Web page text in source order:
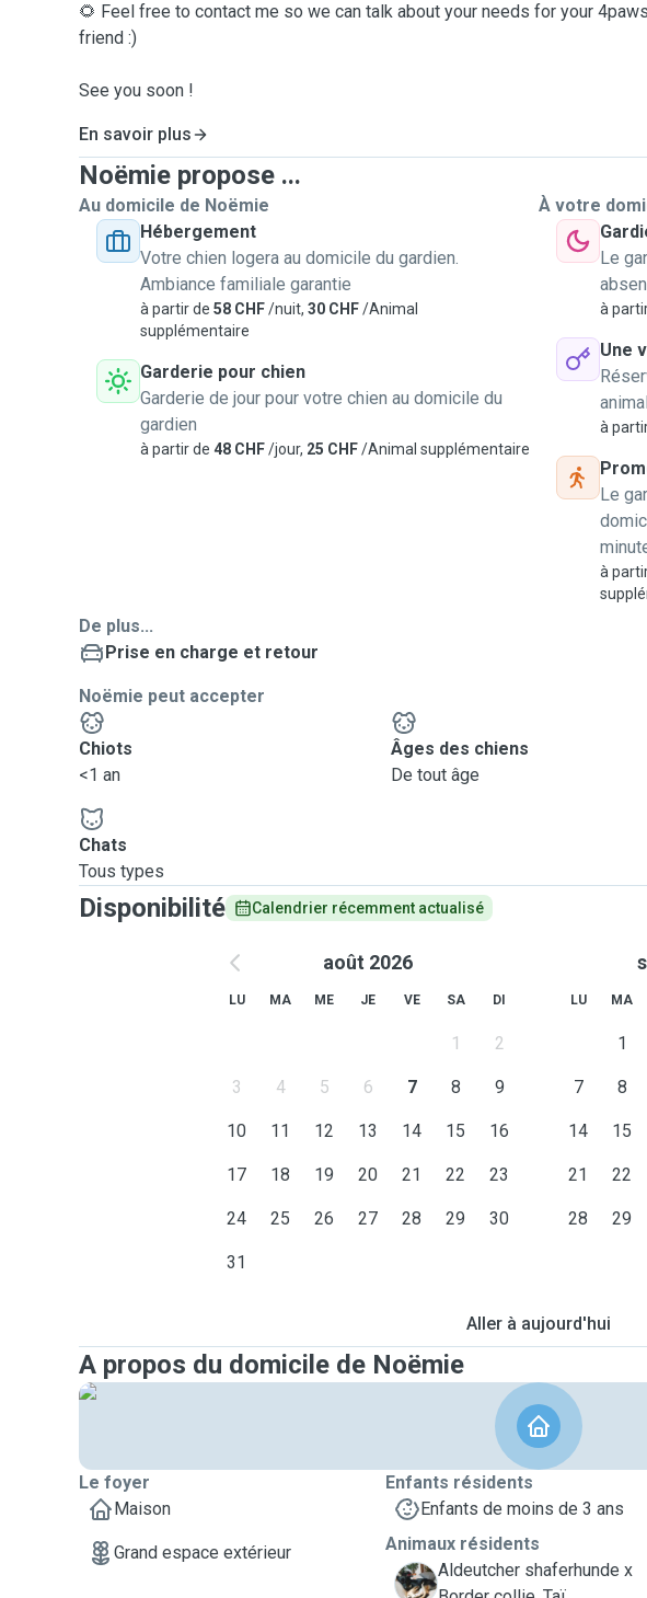
🌻 Feel free to contact me so we can talk about your needs for your
friend :)
See you soon !
En savoir plus
Noëmie propose ...
Au domicile de Noëmie
Hébergement
Votre chien logera au domicile du gardien.
Ambiance familiale garantie
à partir de 58 CHF/nuit, 30 CHF/Animal
supplémentaire
Garderie pour chien
Garderie de jour pour votre chien au domicile du
gardien
à partir de 48 CHF/jour, 25 CHF/Animal supplémentaire
À votre
Le
à
Une
à
Le
à
De plus...
Prise en charge et retour
Noëmie peut accepter
Chiots
<1 an
Âges des chiens
De tout âge
Chats
Tous types
Disponibilité Calendrier récemment actualisé
août 2026
LU MA ME JE VE SA DI
1 2
3 4 5 6 7 8 9
10 11 12 13 14 15 16
17 18 19 20 21 22 23
24 25 26 27 28 29 30
31
LU MA
1
7 8
14 15
21 22
28 29
Aller à aujourd'hui
A propos du domicile de Noëmie
Le foyer
Maison
Grand espace extérieur
Enfants résidents
Enfants de moins de 3 ans
Animaux résidents
T
Aldeutcher shaferhunde x